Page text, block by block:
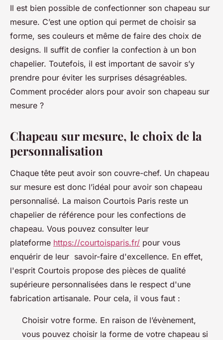
Confection de chapeau sur
mesure : ce qu'il faut savoir
josèphe• 12 décembre 2022•2 min de lecture
Il est bien possible de confectionner son chapeau sur
mesure. C’est une option qui permet de choisir sa
forme, ses couleurs et même de faire des choix de
designs. Il suffit de confier la confection à un bon
chapelier. Toutefois, il est important de savoir s’y
prendre pour éviter les surprises désagréables.
Comment procéder alors pour avoir son chapeau sur
mesure ?
Chapeau sur mesure, le choix de la
personnalisation
Chaque tête peut avoir son couvre-chef. Un chapeau
sur mesure est donc l’idéal pour avoir son chapeau
personnalisé. La maison Courtois Paris reste un
chapelier de référence pour les confections de
chapeau. Vous pouvez consulter leur
plateforme https://courtoisparis.fr/ pour vous
enquérir de leur savoir-faire d'excellence. En effet,
l'esprit Courtois propose des pièces de qualité
supérieure personnalisées dans le respect d'une
fabrication artisanale. Pour cela, il vous faut :
Choisir votre forme. En raison de l’évènement,
vous pouvez choisir la forme de votre chapeau si